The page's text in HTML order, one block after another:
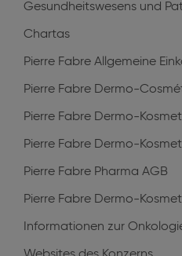
Gesundheitswesens und
Chartas
Pierre Fabre Allgemeine
Pierre Fabre Dermo-
Pierre Fabre Dermo-
Pierre Fabre Dermo-
Pierre Fabre Pharma AGB
Pierre Fabre Dermo-
Informationen zur